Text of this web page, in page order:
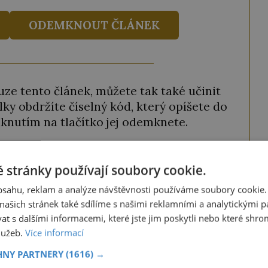
ODEMKNOUT ČLÁNEK
tento článek, můžete tak také učinit
obdržíte číselný kód, který opíšete do
na tlačítko jej odemknete.
KÓDEM
Službu technicky zajišťuje Airtoy a.s. Infolinka: 602 777 555,
stránky používají soubory cookie.
reklam a analýze návštěvnosti používáme soubory
stránek také sdílíme s našimi reklamními a analytickými
s dalšími informacemi, které jste jim poskytli nebo které
Více informací
PARTNERY (1616) →